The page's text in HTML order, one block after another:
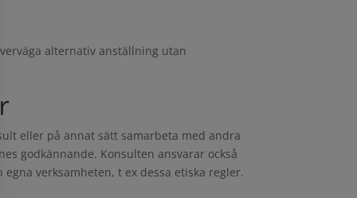
alternativ anställning utan
eller på annat sätt samarbeta med andra
godkännande. Konsulten ansvarar också
verksamheten, t ex dessa etiska regler.